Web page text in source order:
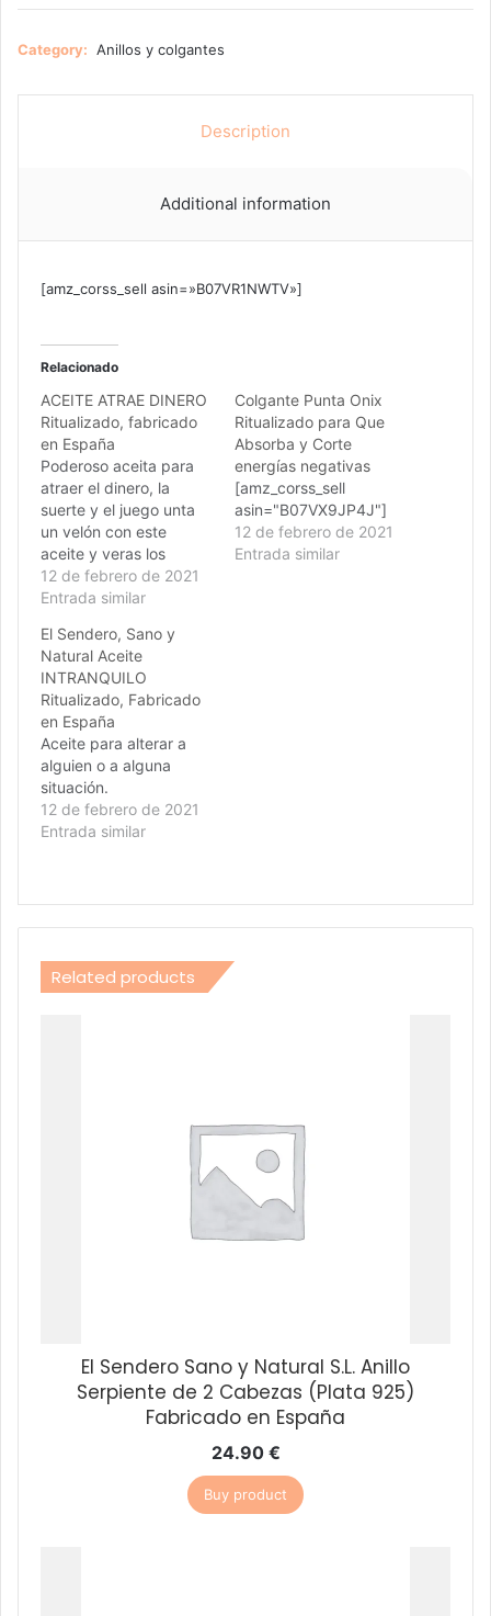
Category: Anillos y colgantes
Description
Additional information
[amz_corss_sell asin=»B07VR1NWTV»]
Relacionado
ACEITE ATRAE DINERO
Ritualizado, fabricado
en España
Poderoso aceita para
atraer el dinero, la
suerte y el juego unta
un velón con este
aceite y veras los
resultados. FORMULA
SECRETA, fabricado en
12 de febrero de 2021
Entrada similar
Colgante Punta Onix
Ritualizado para Que
Absorba y Corte
energías negativas
[amz_corss_sell
asin="B07VX9JP4J"]
12 de febrero de 2021
Entrada similar
El Sendero, Sano y
Natural Aceite
INTRANQUILO
Ritualizado, Fabricado
en España
Aceite para alterar a
alguien o a alguna
situación.
12 de febrero de 2021
Entrada similar
Related products
El Sendero Sano y Natural S.L. Anillo
Serpiente de 2 Cabezas (Plata 925)
Fabricado en España
24.90 €
Buy product